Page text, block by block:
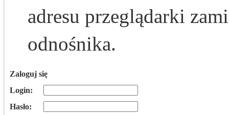
adresu przeglądarki
odnośnika.
Zaloguj się
Login:
Hasło: